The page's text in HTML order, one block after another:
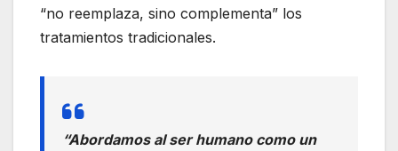
“no reemplaza, sino complementa” los
tratamientos tradicionales.
“Abordamos al ser humano como un